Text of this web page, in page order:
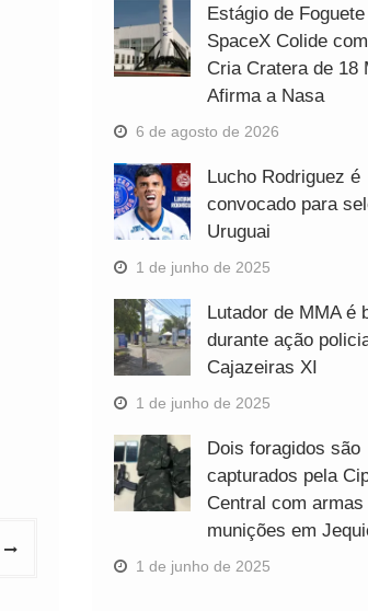
Estágio de
SpaceX Colide
Cria Cratera de 18
Afirma a Nasa
6 de agosto de 2026
Lucho Rodriguez é
convocado para
Uruguai
1 de junho de 2025
Lutador de MMA é
durante ação
Cajazeiras XI
1 de junho de 2025
Dois foragidos são
capturados pela
Central com armas
munições em
1 de junho de 2025